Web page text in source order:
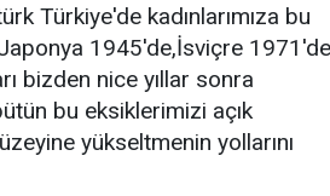
Türkiye'de kadınlarımıza bu
1945'de,İsviçre
bizden nice yıllar sonra
bu eksiklerimizi açık
yükseltmenin yollarını